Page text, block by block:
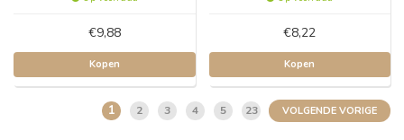
€9,88
Kopen
€8,22
Kopen
1 2 3 4 5 23 VOLGENDE VORIGE